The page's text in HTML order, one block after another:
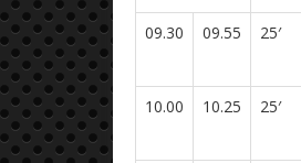
09.30 09.55 25′
10.00 10.25 25′